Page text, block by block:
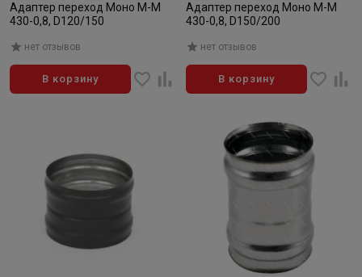
Адаптер переход Моно М-М
430-0,8, D120/150
нет отзывов
В корзину
Адаптер переход Моно М-М
430-0,8, D150/200
нет отзывов
В корзину